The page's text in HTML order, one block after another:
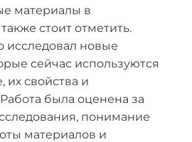
материалы в
стоит отметить.
исследовал новые
сейчас используются
их свойства и
была оценена за
понимание
материалов и